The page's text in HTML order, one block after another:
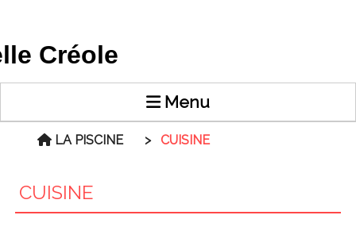
Créole
Menu
LA PISCINE CUISINE
CUISINE